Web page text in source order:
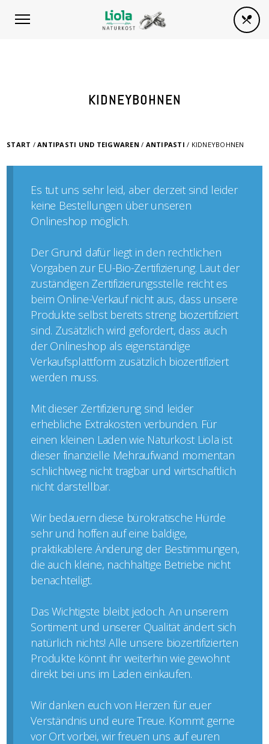
KIDNEYBOHNEN
START /ANTIPASTI UND TEIGWAREN / ANTIPASTI / KIDNEYBOHNEN
Es tut uns sehr leid, aber derzeit sind leider
keine Bestellungen über unseren
Onlineshop möglich.
Der Grund dafür liegt in den rechtlichen
Vorgaben zur EU-Bio-Zertifizierung. Laut der
zuständigen Zertifizierungsstelle reicht es
beim Online-Verkauf nicht aus, dass unsere
Produkte selbst bereits streng biozertifiziert
sind. Zusätzlich wird gefordert, dass auch
der Onlineshop als eigenständige
Verkaufsplattform zusätzlich biozertifiziert
werden muss.
Mit dieser Zertifizierung sind leider
erhebliche Extrakosten verbunden. Für
einen kleinen Laden wie Naturkost Liola ist
dieser finanzielle Mehraufwand momentan
schlichtweg nicht tragbar und wirtschaftlich
nicht darstellbar.
Wir bedauern diese bürokratische Hürde
sehr und hoffen auf eine baldige,
praktikablere Änderung der Bestimmungen,
die auch kleine, nachhaltige Betriebe nicht
benachteiligt.
Das Wichtigste bleibt jedoch. An unserem
Sortiment und unserer Qualität ändert sich
natürlich nichts! Alle unsere biozertifizierten
Produkte könnt ihr weiterhin wie gewohnt
direkt bei uns im Laden einkaufen.
Wir danken euch von Herzen für euer
Verständnis und eure Treue. Kommt gerne
vor Ort vorbei, wir freuen uns auf euren